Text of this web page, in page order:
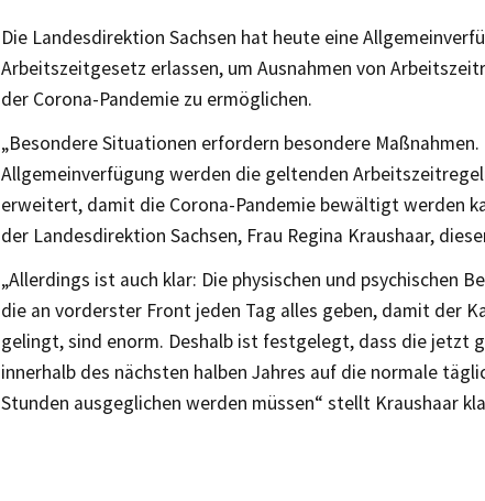
Die Landesdirektion Sachsen hat heute eine
Arbeitszeitgesetz erlassen, um Ausnahmen von
der Corona-Pandemie zu ermöglichen.
„Besondere Situationen erfordern besondere
Allgemeinverfügung werden die geltenden
erweitert, damit die Corona-Pandemie bewältigt werden
der Landesdirektion Sachsen, Frau Regina Kraushaar,
„Allerdings ist auch klar: Die physischen und psychischen
die an vorderster Front jeden Tag alles geben, damit der
gelingt, sind enorm. Deshalb ist festgelegt, dass die jetzt
innerhalb des nächsten halben Jahres auf die normale
Stunden ausgeglichen werden müssen“ stellt Kraushaar